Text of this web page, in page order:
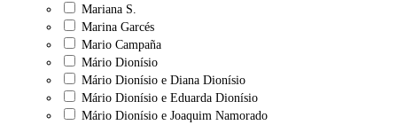
Mariana S.
Marina Garcés
Mario Campaña
Mário Dionísio
Mário Dionísio e Diana Dionísio
Mário Dionísio e Eduarda Dionísio
Mário Dionísio e Joaquim Namorado